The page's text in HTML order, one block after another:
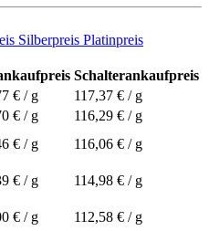
Silberpreis Platinpreis
Schalterankaufpreis
€ / g 117,37 € / g
€ / g 116,29 € / g
€ / g 116,06 € / g
€ / g 114,98 € / g
€ / g 112,58 € / g